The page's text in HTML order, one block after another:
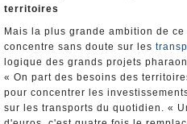
territoires
Mais la plus grande ambition de ce
concentre sans doute sur les
logique des grands projets
« On part des besoins des
pour concentrer les
sur les transports du quotidien. «